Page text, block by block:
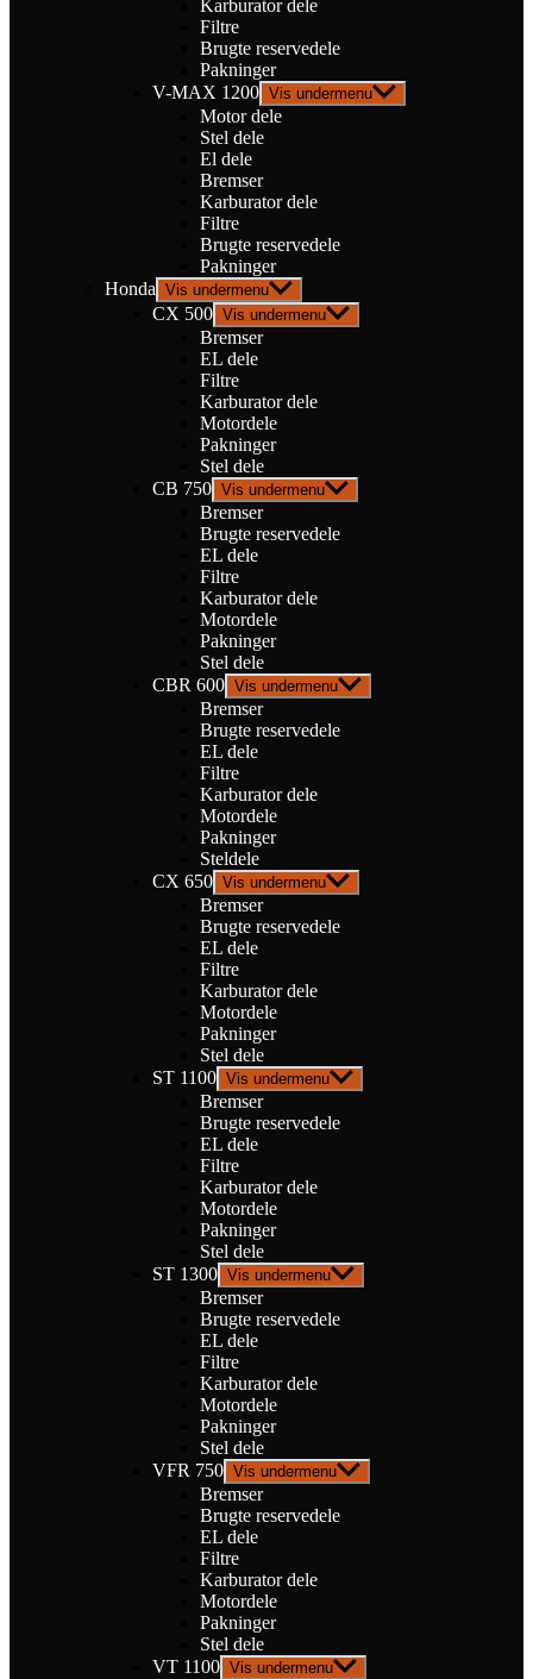
Karburator dele
Filtre
Brugte reservedele
Pakninger
V-MAX 1200 Vis undermenu
Motor dele
Stel dele
El dele
Bremser
Karburator dele
Filtre
Brugte reservedele
Pakninger
Honda Vis undermenu
CX 500 Vis undermenu
Bremser
EL dele
Filtre
Karburator dele
Motordele
Pakninger
Stel dele
CB 750 Vis undermenu
Bremser
Brugte reservedele
EL dele
Filtre
Karburator dele
Motordele
Pakninger
Stel dele
CBR 600 Vis undermenu
Bremser
Brugte reservedele
EL dele
Filtre
Karburator dele
Motordele
Pakninger
Steldele
CX 650 Vis undermenu
Bremser
Brugte reservedele
EL dele
Filtre
Karburator dele
Motordele
Pakninger
Stel dele
ST 1100 Vis undermenu
Bremser
Brugte reservedele
EL dele
Filtre
Karburator dele
Motordele
Pakninger
Stel dele
ST 1300 Vis undermenu
Bremser
Brugte reservedele
EL dele
Filtre
Karburator dele
Motordele
Pakninger
Stel dele
VFR 750 Vis undermenu
Bremser
Brugte reservedele
EL dele
Filtre
Karburator dele
Motordele
Pakninger
Stel dele
VT 1100 Vis undermenu